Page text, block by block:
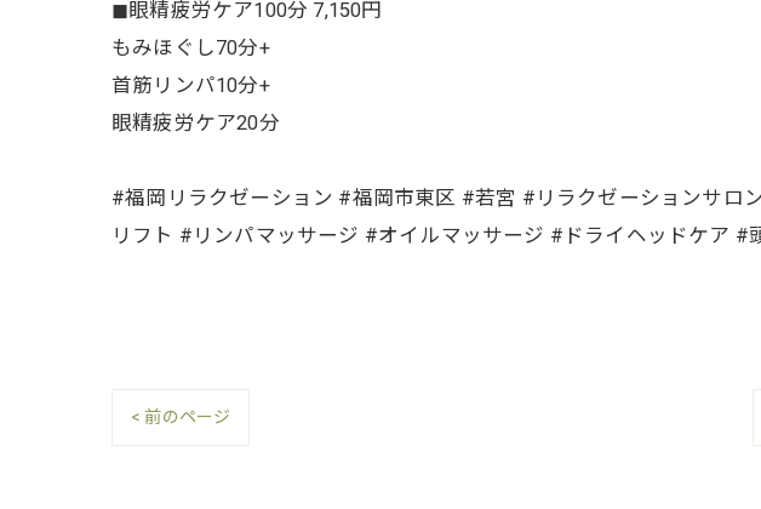
◼︎眼精疲労ケア100分 7,150円
もみほぐし70分+
首筋リンパ10分+
眼精疲労ケア20分
#福岡リラクゼーション #福岡市東区 #若宮 #リラクゼーションサ
リフト #リンパマッサージ #オイルマッサージ #ドライヘッドケア
< 前のページ